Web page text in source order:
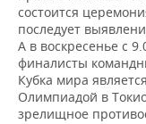
состоится
последует
А в воскресенье с
финалисты
Кубка мира
Олимпиадой в
зрелищное